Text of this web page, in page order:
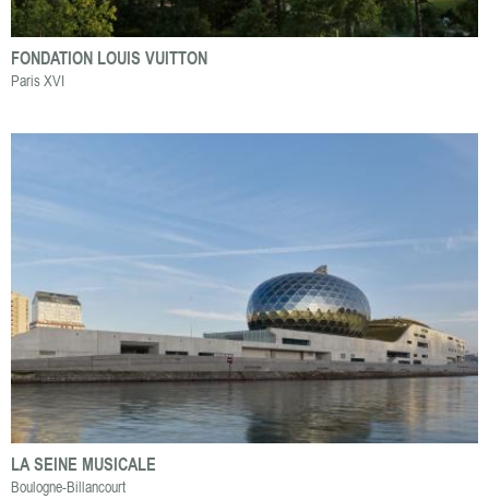
FONDATION LOUIS VUITTON
Paris XVI
LA SEINE MUSICALE
Boulogne-Billancourt